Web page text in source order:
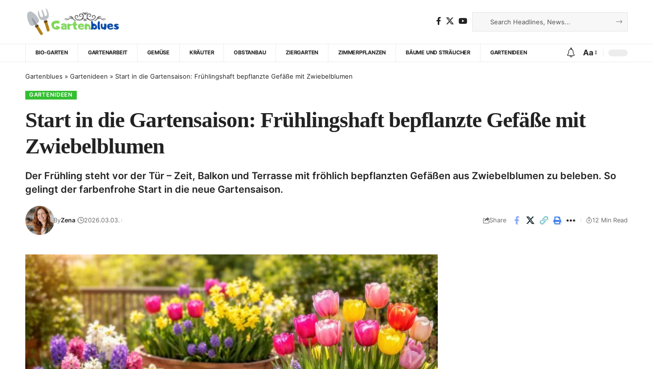
BIO-GARTEN GARTENARBEIT GEMÜSE KRÄUTER OBSTANBAU ZIERGARTEN ZIMMERPFLANZEN BÄUME UND STRÄUCHER GARTENIDEEN Aa
Gartenblues » Gartenideen » Start in die Gartensaison: Frühlingshaft bepflanzte Gefäße mit Zwiebelblumen
GARTENIDEEN
Start in die Gartensaison: Frühlingshaft bepflanzte Gefäße mit
Zwiebelblumen
Der Frühling steht vor der Tür – Zeit, Balkon und Terrasse mit fröhlich bepflanzten Gefäßen aus Zwiebelblumen zu beleben. So
gelingt der farbenfrohe Start in die neue Gartensaison.
ByZena 2026.03.03. Share 12 Min Read